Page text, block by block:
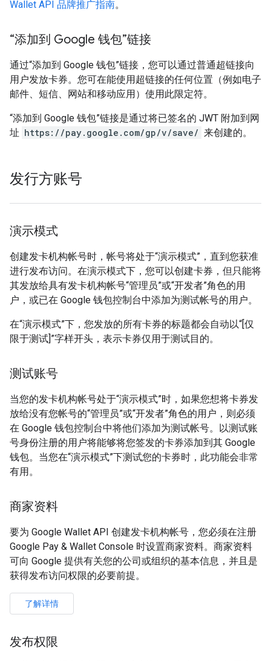
Wallet API 品牌推广指南。
“添加到 Google 钱包”链接
通过“添加到 Google 钱包”链接，您可以通过普通超链接向
用户发放卡券。您可在能使用超链接的任何位置（例如电子
邮件、短信、网站和移动应用）使用此限定符。
“添加到 Google 钱包”链接是通过将已签名的 JWT 附加到网
址 https://pay.google.com/gp/v/save/ 来创建的。
发行方账号
演示模式
创建发卡机构帐号时，帐号将处于“演示模式”，直到您获准
进行发布访问。在演示模式下，您可以创建卡券，但只能将
其发放给具有发卡机构帐号“管理员”或“开发者”角色的用
户，或已在 Google 钱包控制台中添加为测试帐号的用户。
在“演示模式”下，您发放的所有卡券的标题都会自动以“[仅
限于测试]”字样开头，表示卡券仅用于测试目的。
测试账号
当您的发卡机构帐号处于“演示模式”时，如果您想将卡券发
放给没有您帐号的“管理员”或“开发者”角色的用户，则必须
在 Google 钱包控制台中将他们添加为测试帐号。以测试账
号身份注册的用户将能够将您签发的卡券添加到其 Google
钱包。当您在“演示模式”下测试您的卡券时，此功能会非常
有用。
商家资料
要为 Google Wallet API 创建发卡机构帐号，您必须在注册
Google Pay & Wallet Console 时设置商家资料。商家资料
可向 Google 提供有关您的公司或组织的基本信息，并且是
获得发布访问权限的必要前提。
了解详情
发布权限